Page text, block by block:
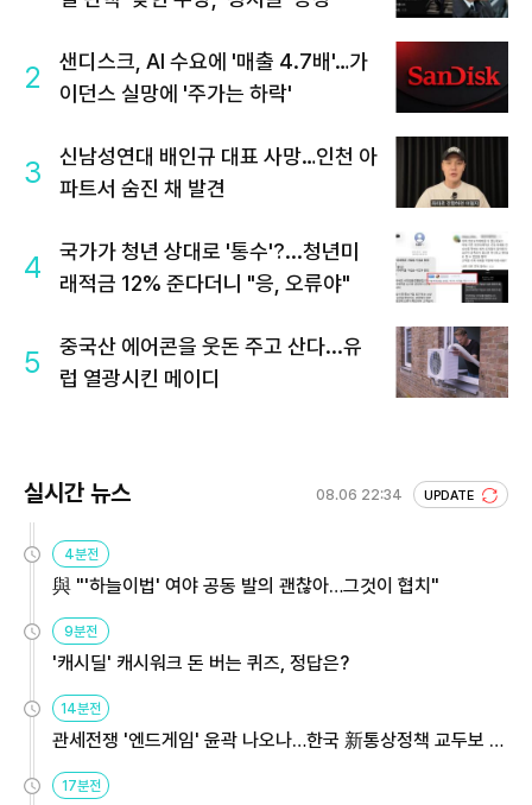
2
샌디스크, AI 수요에 '매출 4.7배'…가
이던스 실망에 '주가는 하락'
3
신남성연대 배인규 대표 사망…인천 아
파트서 숨진 채 발견
4
국가가 청년 상대로 '통수'?...청년미
래적금 12% 준다더니 "응, 오류야"
5
중국산 에어콘을 웃돈 주고 산다...유
럽 열광시킨 메이디
실시간 뉴스 08.06 22:34 UPDATE
4분전
與 "'하늘이법' 여야 공동 발의 괜찮아…그것이 협치"
9분전
'캐시딜' 캐시워크 돈 버는 퀴즈, 정답은?
14분전
관세전쟁 '엔드게임' 윤곽 나오나…한국 新통상정책 교두보 활
용해야
17분전